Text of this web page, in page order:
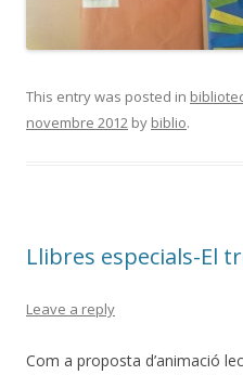
This entry was posted in
novembre 2012 by biblio.
Llibres especials-El
Leave a reply
Com a proposta d’animació